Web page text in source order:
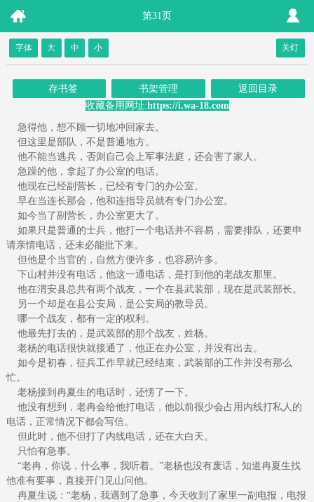
第31页
字体 大 中 小 关灯
存书签 书架管理
返回目录
收藏备用网址:https://i.wa-18.com
急得他，想不顾一切地冲回家去。
但这里是部队，不是普通地方。
他不能当逃兵，否则自己会上军事法庭，还会害了家人。
急躁的他，拿起了办公室的电话。
他现在已经副营长，已经有专门的办公室。
早在当连长那会，他和连指导员就有专门办公室。
如今当了副营长，办公室更大了。
如果只是普通的士兵，他打一个电话并不容易，需要排队，还要申
请亲情电话，还未必能批下来。
但他是个当官的，自然方便许多，也容易许多。
下山村并没有电话，他这一通电话，是打到他的老战友那里。
他在渭安县总共有两个战友，一个在县武装部，现在是武装部长。
另一个却是在县公安局，是公安局的教导员。
哪一个战友，都有一定的权利。
他最先打去的，是武装部的那个战友，姓杨。
老杨的电话很快就接通了，他正在办公室，并没有出去。
如今是初春，征兵工作早就已经结束，武装部的工作并没有那么
忙。
老杨接到冉夏生的电话时，还愣了一下。
他没有想到，老冉会给他打电话，他以前很少会占用内线打私人的
电话，正常情况下都会写信。
但此时，他不但打了内线电话，还在大白天。
只怕有急事。
“老冉，你说，什么事，我听着。”老杨也没有废话，知道冉夏生找
他准有要事，直接开门见山问他。
冉夏生说：“老杨，我遇到了急事，今天收到了家里一副电报，电报